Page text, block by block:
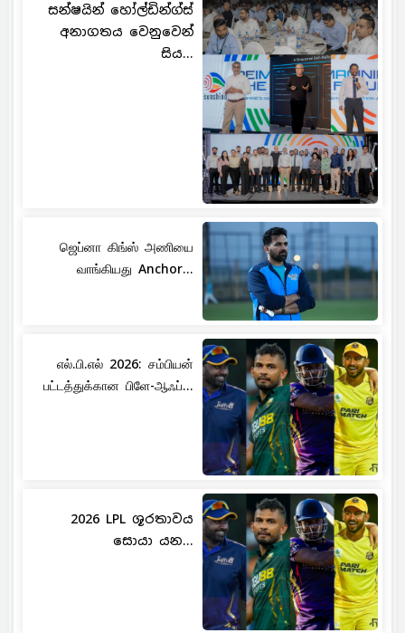
සන්ෂයින් හෝල්ඩින්ග්ස්
අනාගතය වෙනුවෙන්
සිය...
ஜெப்னா கிங்ஸ் அணியை
வாங்கியது Anchor...
எல்.பி.எல் 2026: சம்பியன்
பட்டத்துக்கான பிளே-ஆஃப்...
2026 LPL ශූරතාවය
සොයා යන...